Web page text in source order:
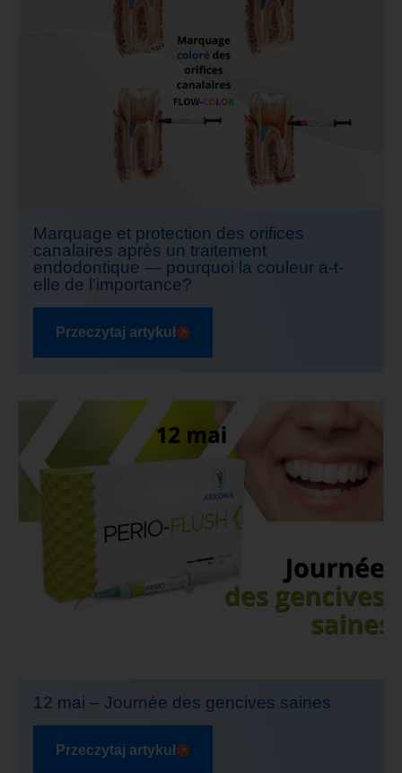
Marquage et protection des orifices
canalaires après un traitement
endodontique — pourquoi la couleur a-t-
elle de l’importance?
Przeczytaj artykuł
12 mai – Journée des gencives saines
Przeczytaj artykuł